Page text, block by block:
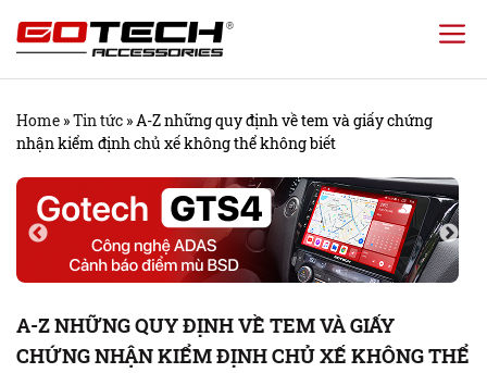
Chuyển
đến
dung
Home »Tin tức »A-Z những quy định về tem và giấy chứng
nhận kiểm định chủ xế không thể không biết
A-Z NHỮNG QUY ĐỊNH VỀ TEM VÀ GIẤY
CHỨNG NHẬN KIỂM ĐỊNH CHỦ XẾ KHÔNG THỂ